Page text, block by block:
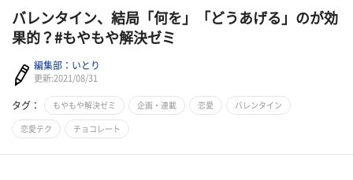
バレンタイン、結局「何を」「どうあげる」のが効
果的？#もやもや解決ゼミ
編集部：いとり
更新:2021/08/31
タグ： もやもや解決ゼミ 企画・連載 恋愛 バレンタイン
恋愛テク チョコレート